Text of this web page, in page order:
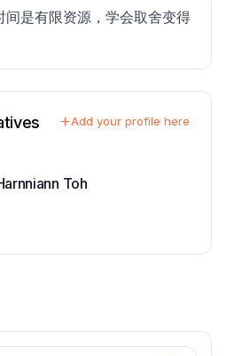
间是有限资源，学会取舍变得
Add your profile here
Toh